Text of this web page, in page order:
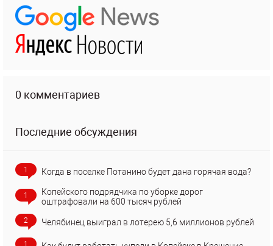
0 комментариев
Последние обсуждения
1 Когда в поселке Потанино будет дана горячая вода?
1
Копейского подрядчика по уборке дорог
оштрафовали на 600 тысяч рублей
2 Челябинец выиграл в лотерею 5,6 миллионов рублей
1